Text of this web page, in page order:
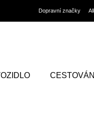
Dopravní značky
CESTOVÁNÍ